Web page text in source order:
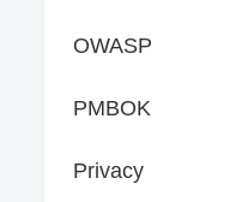
OWASP
PMBOK
Privacy